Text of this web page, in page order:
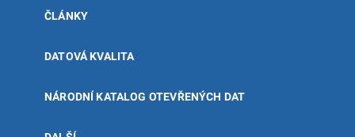
ČLÁNKY
DATOVÁ KVALITA
NÁRODNÍ KATALOG OTEVŘENÝCH DAT